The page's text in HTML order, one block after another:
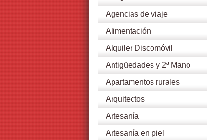
Agencias de viaje
Alimentación
Alquiler Discomóvil
Antigüedades y 2ª Mano
Apartamentos rurales
Arquitectos
Artesanía
Artesanía en piel